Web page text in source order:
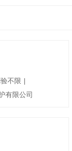
不限 |
有限公司